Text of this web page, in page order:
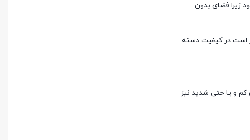
داخل موتوری می شود زیرا فضای بدون
است در کیفیت دسته
و یا حتی شدید نیز